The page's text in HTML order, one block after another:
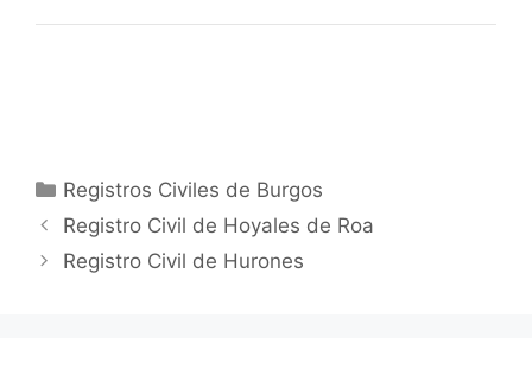
Categorías
Registros Civiles de Burgos
Registro Civil de Hoyales de Roa
Registro Civil de Hurones